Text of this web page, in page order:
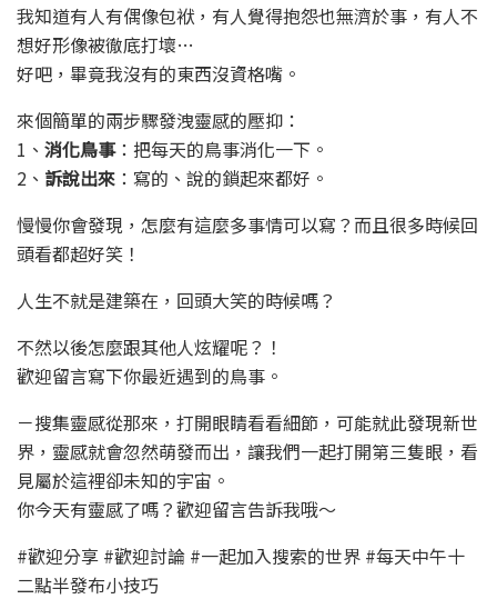
我知道有人有偶像包袱，有人覺得抱怨也無濟於事，有人不
想好形像被徹底打壞…
好吧，畢竟我沒有的東西沒資格嘴。
來個簡單的兩步驟發洩靈感的壓抑：
1、 消化鳥事：把每天的鳥事消化一下。
2、 訴說出來 ：寫的、說的鎖起來都好。
慢慢你會發現，怎麼有這麼多事情可以寫？而且很多時候回
頭看都超好笑！
人生不就是建築在，回頭大笑的時候嗎？
不然以後怎麼跟其他人炫耀呢？！
歡迎留言寫下你最近遇到的鳥事。
－搜集靈感從那來，打開眼睛看看細節，可能就此發現新世
界，靈感就會忽然萌發而出，讓我們一起打開第三隻眼，看
見屬於這裡卻未知的宇宙。
你今天有靈感了嗎？歡迎留言告訴我哦～
#歡迎分享 #歡迎討論 #一起加入搜索的世界 #每天中午十
二點半發布小技巧